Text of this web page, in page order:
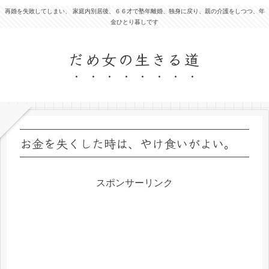
再婚を失敗してしまい、 家庭内別居後、６６才で塾年離婚、独身に戻り、親の介護をしつつ、年
金ひとり暮しです
だめ女の生きる道
お金を失くした時は、やけ食いがよい。
スポンサーリンク